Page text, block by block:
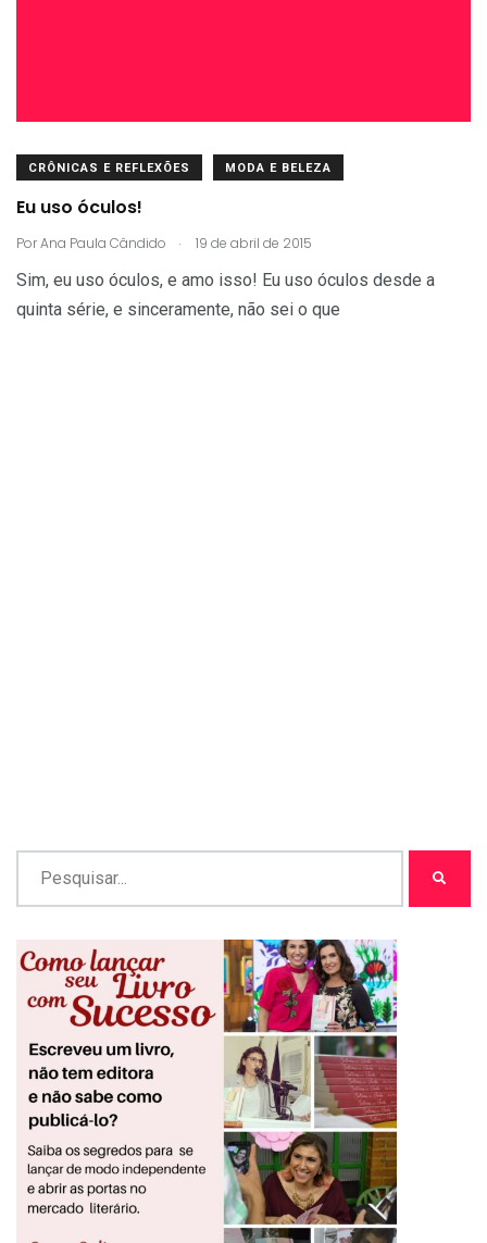
CRÔNICAS E REFLEXÕES MODA E BELEZA
Eu uso óculos!
PorAna Paula Cândido . 19 de abril de 2015
Sim, eu uso óculos, e amo isso! Eu uso óculos desde a
quinta série, e sinceramente, não sei o que